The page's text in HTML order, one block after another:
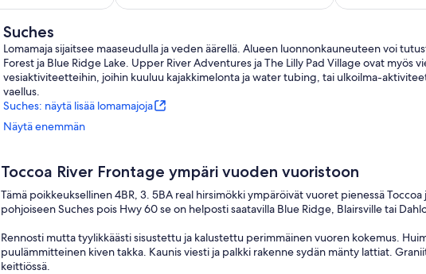
Ridge
Suches
Lomamaja sijaitsee maaseudulla ja veden äärellä. Alueen luonnonkauneuteen voi
Forest ja Blue Ridge Lake. Upper River Adventures ja The Lilly Pad Village ovat myös
vesiaktiviteetteihin, joihin kuuluu kajakkimelonta ja water tubing, tai ulkoilma-
vaellus.
Suches: näytä lisää lomamajoja
Näytä enemmän
Toccoa River Frontage ympäri vuoden vuoristoon
Tämä poikkeuksellinen 4BR, 3. 5BA real hirsimökki ympäröivät vuoret pienessä Toccoa
pohjoiseen Suches pois Hwy 60 se on helposti saatavilla Blue Ridge, Blairsville tai
Rennosti mutta tyylikkäästi sisustettu ja kalustettu perimmäinen vuoren kokemus.
puulämmitteinen kiven takka. Kaunis viesti ja palkki rakenne sydän mänty lattiat.
keittiössä.